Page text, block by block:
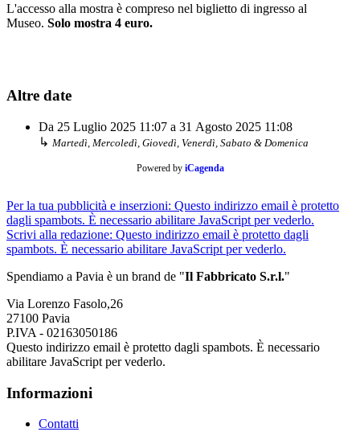
L'accesso alla mostra è compreso nel biglietto di ingresso al
Museo. Solo mostra 4 euro.
Altre date
Da 25 Luglio 2025 11:07 a 31 Agosto 2025 11:08
↳ Martedì, Mercoledì, Giovedì, Venerdì, Sabato & Domenica
Powered by iCagenda
Per la tua pubblicità e inserzioni: Questo indirizzo email è protetto
dagli spambots. È necessario abilitare JavaScript per vederlo.
Scrivi alla redazione: Questo indirizzo email è protetto dagli
spambots. È necessario abilitare JavaScript per vederlo.
Spendiamo a Pavia è un brand de "Il Fabbricato S.r.l."
Via Lorenzo Fasolo,26
27100 Pavia
P.IVA - 02163050186
Questo indirizzo email è protetto dagli spambots. È necessario
abilitare JavaScript per vederlo.
Informazioni
Contatti